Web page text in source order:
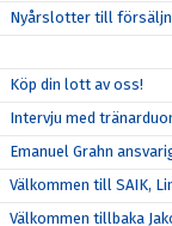
Nyårslotter till
Köp din lott av oss!
Intervju med
Emanuel Grahn
Välkommen till SAIK,
Välkommen tillbaka